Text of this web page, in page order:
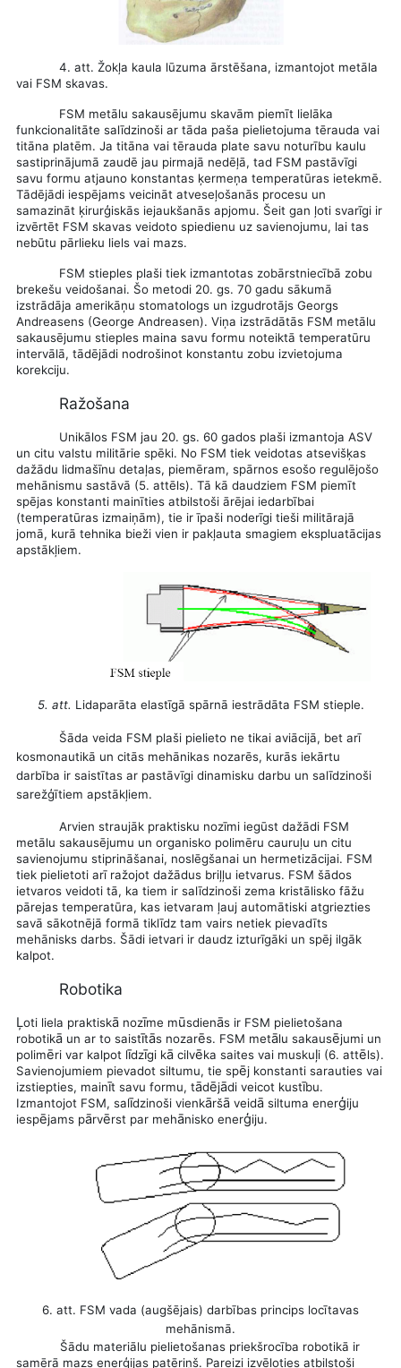
4. att. Žokļa kaula lūzuma ārstēšana, izmantojot metāla
vai FSM skavas.
FSM metālu sakausējumu skavām piemīt lielāka
funkcionalitāte salīdzinoši ar tāda paša pielietojuma tērauda vai
titāna platēm. Ja titāna vai tērauda plate savu noturību kaulu
sastiprinājumā zaudē jau pirmajā nedēļā, tad FSM pastāvīgi
savu formu atjauno konstantas ķermeņa temperatūras ietekmē.
Tādējādi iespējams veicināt atveseļošanās procesu un
samazināt ķirurģiskās iejaukšanās apjomu. Šeit gan ļoti svarīgi ir
izvērtēt FSM skavas veidoto spiedienu uz savienojumu, lai tas
nebūtu pārlieku liels vai mazs.
FSM stieples plaši tiek izmantotas zobārstniecībā zobu
brekešu veidošanai. Šo metodi 20. gs. 70 gadu sākumā
izstrādāja amerikāņu stomatologs un izgudrotājs Georgs
Andreasens (George Andreasen). Viņa izstrādātās FSM metālu
sakausējumu stieples maina savu formu noteiktā temperatūru
intervālā, tādējādi nodrošinot konstantu zobu izvietojuma
korekciju.
Ražošana
Unikālos FSM jau 20. gs. 60 gados plaši izmantoja ASV
un citu valstu militārie spēki. No FSM tiek veidotas atsevišķas
dažādu lidmašīnu detaļas, piemēram, spārnos esošo regulējošo
mehānismu sastāvā (5. attēls). Tā kā daudziem FSM piemīt
spējas konstanti mainīties atbilstoši ārējai iedarbībai
(temperatūras izmaiņām), tie ir īpaši noderīgi tieši militārajā
jomā, kurā tehnika bieži vien ir pakļauta smagiem ekspluatācijas
apstākļiem.
5. att. Lidaparāta elastīgā spārnā iestrādāta FSM stieple.
Šāda veida FSM plaši pielieto ne tikai aviācijā, bet arī
kosmonautikā un citās mehānikas nozarēs, kurās iekārtu
darbība ir saistītas ar pastāvīgi dinamisku darbu un salīdzinoši
sarežģītiem apstākļiem.
Arvien straujāk praktisku nozīmi iegūst dažādi FSM
metālu sakausējumu un organisko polimēru cauruļu un citu
savienojumu stiprināšanai, noslēgšanai un hermetizācijai. FSM
tiek pielietoti arī ražojot dažādus briļļu ietvarus. FSM šādos
ietvaros veidoti tā, ka tiem ir salīdzinoši zema kristālisko fāžu
pārejas temperatūra, kas ietvaram ļauj automātiski atgriezties
savā sākotnējā formā tiklīdz tam vairs netiek pievadīts
mehānisks darbs. Šādi ietvari ir daudz izturīgāki un spēj ilgāk
kalpot.
Robotika
Ļoti liela praktiskā nozīme mūsdienās ir FSM pielietošana
robotikā un ar to saistītās nozarēs. FSM metālu sakausējumi un
polimēri var kalpot līdzīgi kā cilvēka saites vai muskuļi (6. attēls).
Savienojumiem pievadot siltumu, tie spēj konstanti sarauties vai
izstiepties, mainīt savu formu, tādējādi veicot kustību.
Izmantojot FSM, salīdzinoši vienkāršā veidā siltuma enerģiju
iespējams pārvērst par mehānisko enerģiju.
6. att. FSM vada (augšējais) darbības princips locītavas
mehānismā.
Šādu materiālu pielietošanas priekšrocība robotikā ir
samērā mazs enerģijas patēriņš. Pareizi izvēloties atbilstoši